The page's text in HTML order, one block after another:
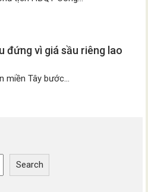
đứng vì giá sầu riêng lao
miền Tây bước...
Search